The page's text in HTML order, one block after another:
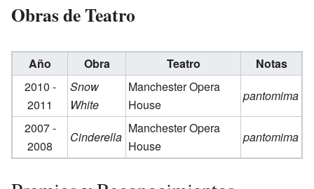
Obras de Teatro
Año Obra Teatro
Notas
2010 -
2011
Snow
White
Manchester Opera
House
pantomima
2007 -
2008
Cinderella
Manchester Opera
House
pantomima